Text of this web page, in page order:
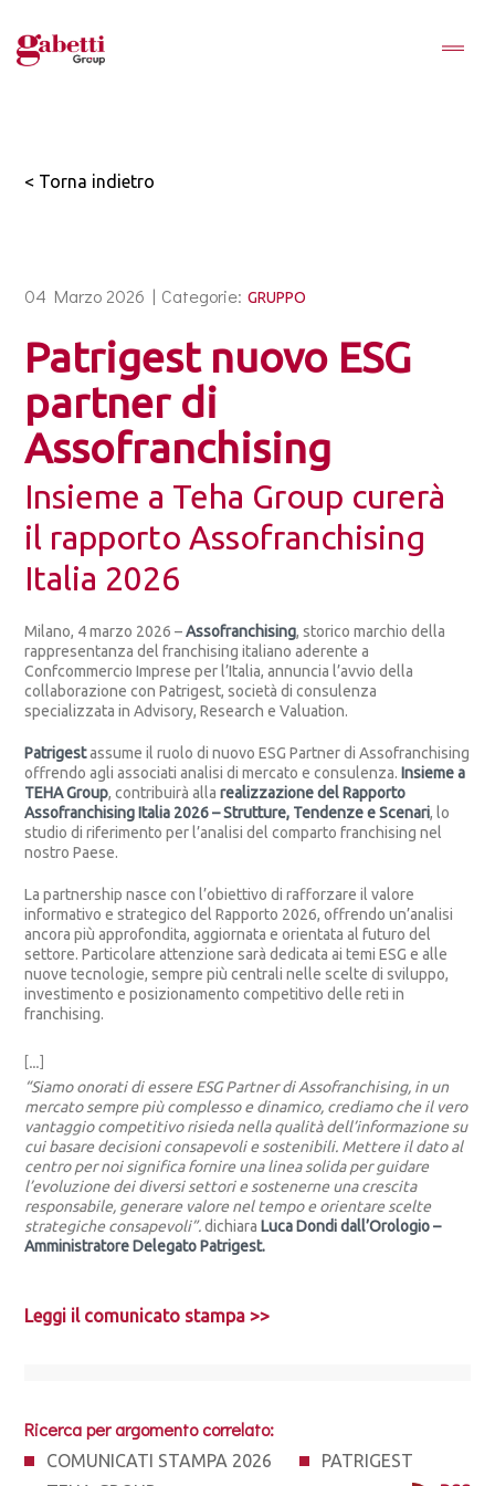
< Torna indietro
04 Marzo 2026 | Categorie: GRUPPO
Patrigest nuovo ESG
partner di
Assofranchising
Insieme a Teha Group curerà
il rapporto Assofranchising
Italia 2026
Milano, 4 marzo 2026 –Assofranchising, storico marchio della
rappresentanza del franchising italiano aderente a
Confcommercio Imprese per l’Italia, annuncia l’avvio della
collaborazione con Patrigest, società di consulenza
specializzata in Advisory, Research e Valuation.
Patrigestassume il ruolo di nuovo ESG Partner di Assofranchising
offrendo agli associati analisi di mercato e consulenza. Insieme a
TEHA Group, contribuirà allarealizzazione del Rapporto
Assofranchising Italia 2026 – Strutture, Tendenze e Scenari, lo
studio di riferimento per l’analisi del comparto franchising nel
nostro Paese.
La partnership nasce con l’obiettivo di rafforzare il valore
informativo e strategico del Rapporto 2026, offrendo un’analisi
ancora più approfondita, aggiornata e orientata al futuro del
settore. Particolare attenzione sarà dedicata ai temi ESG e alle
nuove tecnologie, sempre più centrali nelle scelte di sviluppo,
investimento e posizionamento competitivo delle reti in
franchising.
[…]
“Siamo onorati di essere ESG Partner di Assofranchising, in un
mercato sempre più complesso e dinamico, crediamo che il vero
vantaggio competitivo risieda nella qualità dell’informazione su
cui basare decisioni consapevoli e sostenibili. Mettere il dato al
centro per noi significa fornire una linea solida per guidare
l’evoluzione dei diversi settori e sostenerne una crescita
responsabile, generare valore nel tempo e orientare scelte
strategiche consapevoli”.dichiara Luca Dondi dall’Orologio –
Amministratore Delegato Patrigest.
Leggi il comunicato stampa >>
Ricerca per argomento correlato:
COMUNICATI STAMPA 2026
PATRIGEST